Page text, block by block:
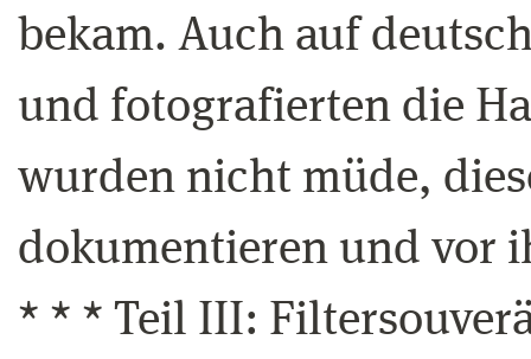
bekam. Auch auf
und fotografierten die
wurden nicht müde,
dokumentieren und vor
* * * Teil III: